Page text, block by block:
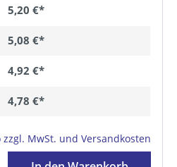
5,20 €*
5,08 €*
4,92 €*
4,78 €*
zzgl. MwSt. und Versandkosten